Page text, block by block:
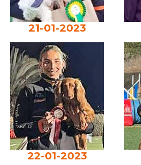
21-01-2023
22-01-2023